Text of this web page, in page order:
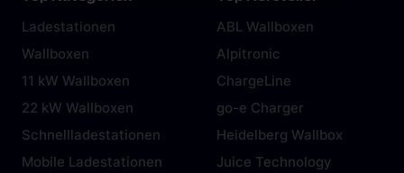
Abschnitt Einzelheiten
Wir verwenden Cookies, um Inhalte und Anzeigen zu
personalisieren, Funktionen für soziale Medien anbieten
analysieren. Außerdem geben wir Informationen zu Ihrer
Verwendung unserer Website an unsere Partner für
soziale Medien, Werbung und Analysen weiter. Unsere